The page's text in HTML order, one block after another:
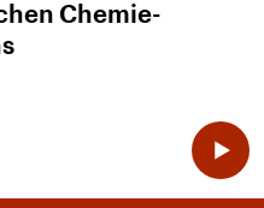
Chemie-